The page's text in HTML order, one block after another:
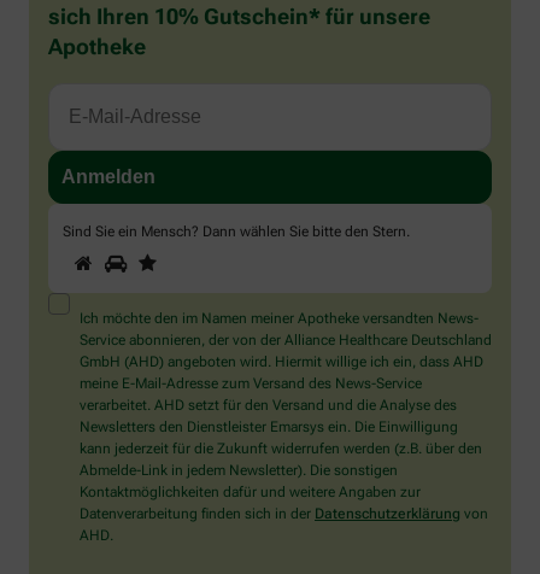
sich Ihren 10% Gutschein* für unsere
Apotheke
Sind Sie ein Mensch? Dann wählen Sie bitte den Stern
Sie
ein
Mensch?
Dann
wählen
Sie
bitte
den
Stern.
1 2
Ich möchte den im Namen meiner Apotheke versandten News-
Service abonnieren, der von der Alliance Healthcare Deutschland
GmbH (AHD) angeboten wird. Hiermit willige ich ein, dass AHD
meine E-Mail-Adresse zum Versand des News-Service
verarbeitet. AHD setzt für den Versand und die Analyse des
Newsletters den Dienstleister Emarsys ein. Die Einwilligung
kann jederzeit für die Zukunft widerrufen werden (z.B. über den
Abmelde-Link in jedem Newsletter). Die sonstigen
Kontaktmöglichkeiten dafür und weitere Angaben zur
Datenverarbeitung finden sich in der Datenschutzerklärung von
AHD.